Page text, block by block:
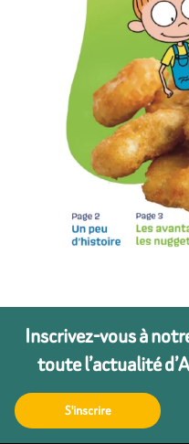
Inscrivez-vous à
toute l’actualité
S'inscrire